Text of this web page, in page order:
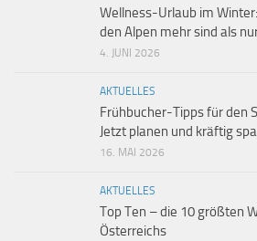
Wellness-Urlaub im
den Alpen mehr sind als
4. JUNI 2026
AKTUELLES
Frühbucher-Tipps für den
Jetzt planen und kräftig
16. MAI 2026
AKTUELLES
Top Ten – die 10 größten
Österreichs